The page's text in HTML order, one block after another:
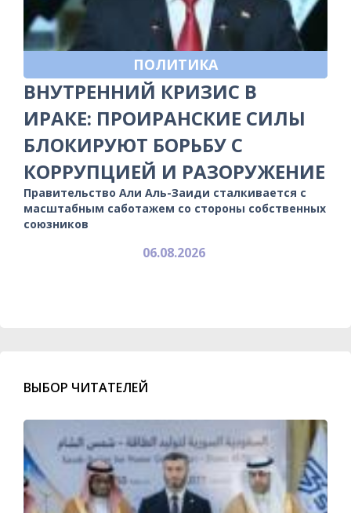
ПОЛИТИКА
ВНУТРЕННИЙ КРИЗИС В
ИРАКЕ: ПРОИРАНСКИЕ СИЛЫ
БЛОКИРУЮТ БОРЬБУ С
КОРРУПЦИЕЙ И РАЗОРУЖЕНИЕ
Правительство Али Аль-Заиди сталкивается с
масштабным саботажем со стороны собственных
союзников
06.08.2026
ВЫБОР ЧИТАТЕЛЕЙ